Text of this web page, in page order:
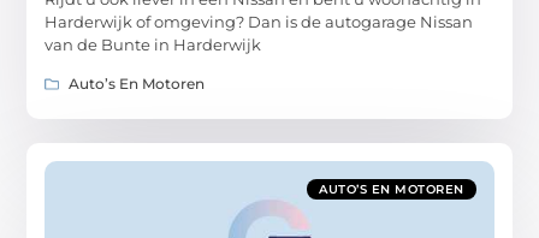
Harderwijk of omgeving? Dan is de autogarage Nissan
van de Bunte in Harderwijk
Auto’s En Motoren
AUTO’S EN MOTOREN